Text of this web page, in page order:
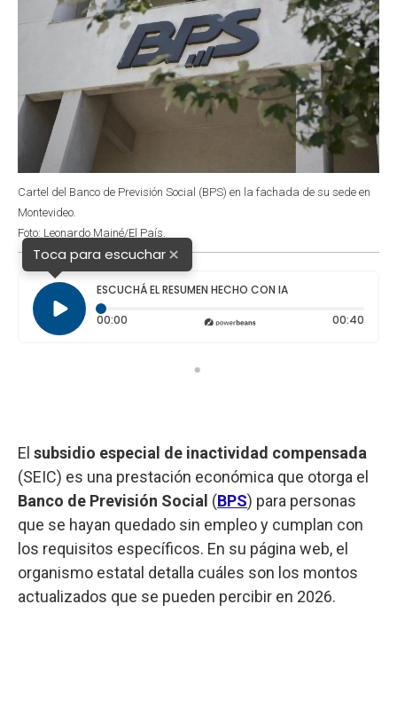
Cartel del Banco de Previsión Social (BPS) en la fachada de su sede en
Montevideo.
Foto: Leonardo Mainé/El País.
Toca para escuchar×
ESCUCHÁ EL RESUMEN HECHO CON IA
00:00 Tiempo transcurrido: 0 segundos 00:40
El subsidio especial de inactividad compensada
(SEIC) es una prestación económica que otorga el
Banco de Previsión Social (BPS) para personas
que se hayan quedado sin empleo y cumplan con
los requisitos específicos. En su página web, el
organismo estatal detalla cuáles son los montos
actualizados que se pueden percibir en 2026.